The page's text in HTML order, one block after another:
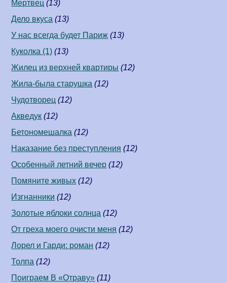
Мертвец (13)
Дело вкуса (13)
У нас всегда будет Париж (13)
Куколка (1) (13)
Жилец из верхней квартиры (12)
Жила-была старушка (12)
Чудотворец (12)
Акведук (12)
Бетономешалка (12)
Наказание без преступления (12)
Особенный летний вечер (12)
Помяните живых (12)
Изгнанники (12)
Золотые яблоки солнца (12)
От греха моего очисти меня (12)
Лорел и Гарди: роман (12)
Толпа (12)
Поиграем В «Отраву» (11)